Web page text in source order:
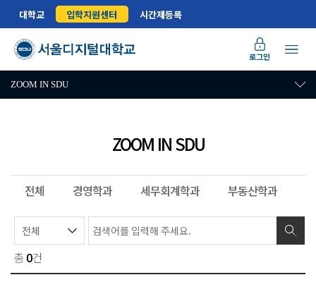
대학교 입학지원센터 시간제등록
로그인
ZOOM IN SDU
ZOOM IN SDU
전체 경영학과 세무회계학과 부동산학과
총 0건